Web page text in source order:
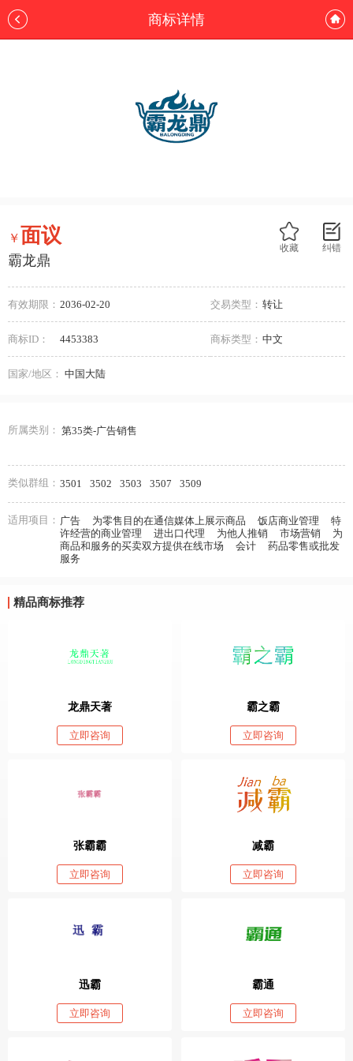
商标详情
纠错
收藏
￥面议
霸龙鼎
有效期限： 2036-02-20 交易类型： 转让
商标ID： 4453383 商标类型： 中文
国家/地区： 中国大陆
所属类别： 第35类-广告销售
类似群组： 3501 3502 3503 3507 3509
适用项目： 广告 为零售目的在通信媒体上展示商品 饭店商业管理
特
许经营的商业管理
进出口代理 为他人推销 市场营销
为
商品和服务的买卖双方提供在线市场
会计
药品零售或批发
服务
精品商标推荐
龙鼎天著
立即咨询
霸之霸
立即咨询
张霸霸
立即咨询
减霸
立即咨询
迅霸
立即咨询
霸通
立即咨询